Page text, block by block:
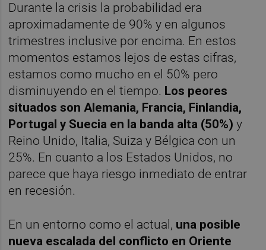
Durante la crisis la probabilidad era
aproximadamente de 90% y en algunos
trimestres inclusive por encima. En estos
momentos estamos lejos de estas cifras,
estamos como mucho en el 50% pero
disminuyendo en el tiempo. Los peores
situados son Alemania, Francia, Finlandia,
Portugal y Suecia en la banda alta (50%) y
Reino Unido, Italia, Suiza y Bélgica con un
25%. En cuanto a los Estados Unidos, no
parece que haya riesgo inmediato de entrar
en recesión.
En un entorno como el actual, una posible
nueva escalada del conflicto en Oriente